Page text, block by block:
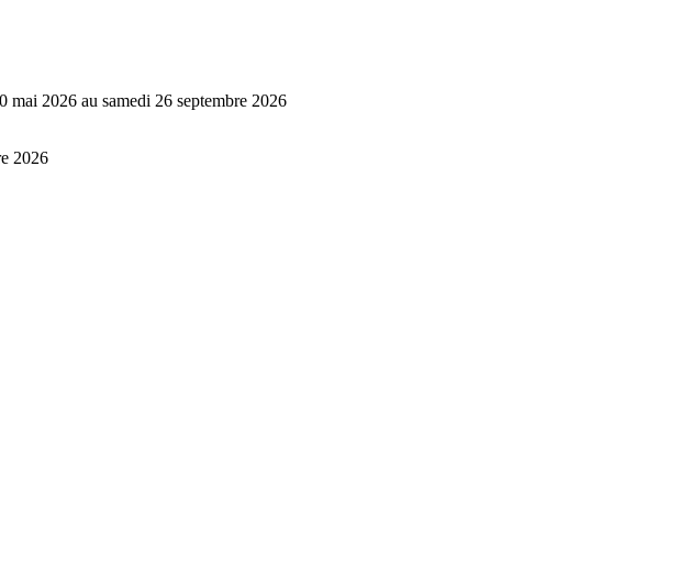
mai 2026 au samedi 26 septembre 2026
2026